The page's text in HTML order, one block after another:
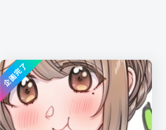
企画完了